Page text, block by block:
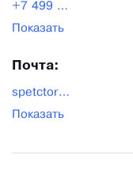
+7 499 343 05 75
Показать
Почта:
spetctorg.ru@yandex.ru
Показать